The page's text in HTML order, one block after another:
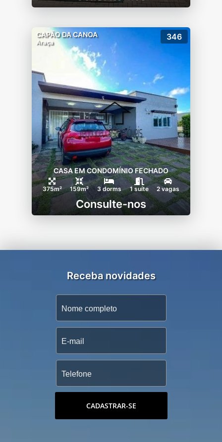
CAPÃO DA CANOA
Araça
346
CASA EM CONDOMÍNIO FECHADO
375m² 159m² 3 dorms 1 suíte 2 vagas
Consulte-nos
Receba novidades
CADASTRAR-SE